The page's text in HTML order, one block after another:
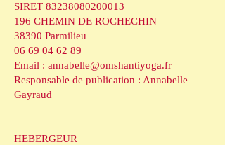
SIRET 83238080200013
196 CHEMIN DE ROCHECHIN
38390 Parmilieu
06 69 04 62 89
Email : annabelle@omshantiyoga.fr
Responsable de publication : Annabelle
Gayraud
HEBERGEUR